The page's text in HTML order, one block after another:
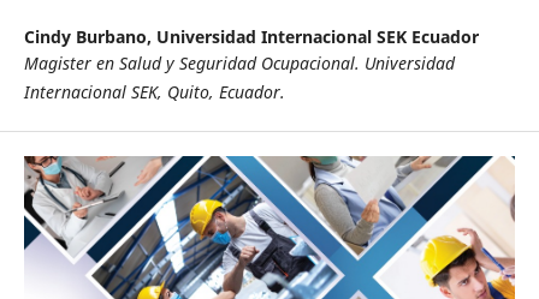
Cindy Burbano, Universidad Internacional SEK Ecuador
Magister en Salud y Seguridad Ocupacional. Universidad
Internacional SEK, Quito, Ecuador.